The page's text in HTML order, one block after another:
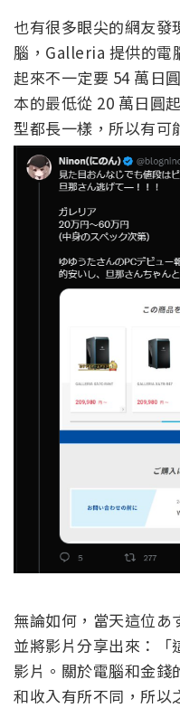
也有很多眼尖的網友
腦，Galleria 提供的電
起來不一定要 54 萬日
本的最低從 20 萬日圓
型都長一樣，所以有可
無論如何，當天這位あ
並將影片分享出來：「
影片。關於電腦和金錢
和收入有所不同，所以